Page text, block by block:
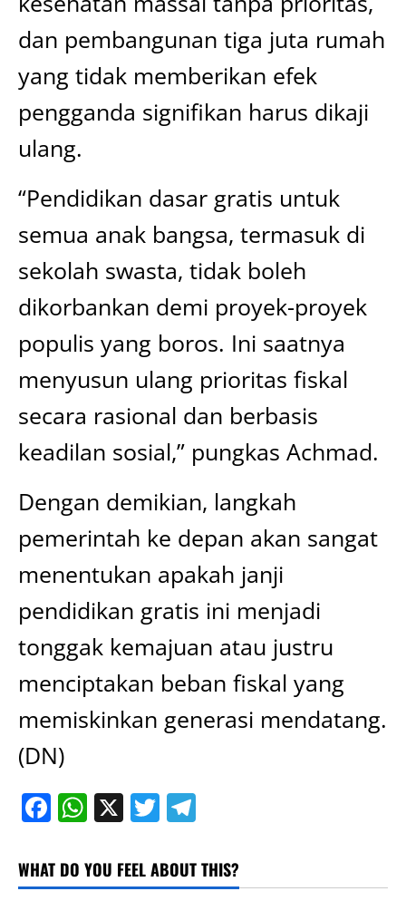
dan pembangunan tiga juta rumah
yang tidak memberikan efek
pengganda signifikan harus dikaji
ulang.
“Pendidikan dasar gratis untuk
semua anak bangsa, termasuk di
sekolah swasta, tidak boleh
dikorbankan demi proyek-proyek
populis yang boros. Ini saatnya
menyusun ulang prioritas fiskal
secara rasional dan berbasis
keadilan sosial,” pungkas Achmad.
Dengan demikian, langkah
pemerintah ke depan akan sangat
menentukan apakah janji
pendidikan gratis ini menjadi
tonggak kemajuan atau justru
menciptakan beban fiskal yang
memiskinkan generasi mendatang.
(DN)
Facebook
WhatsApp
X Twitter
WHAT DO YOU FEEL ABOUT THIS?